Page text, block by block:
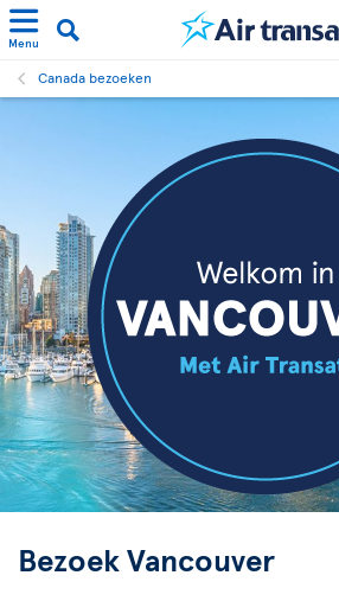
Menu
Canada bezoeken
Bezoek Vancouver